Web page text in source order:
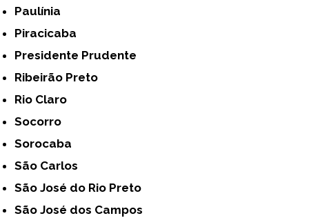
Paulínia
Piracicaba
Presidente Prudente
Ribeirão Preto
Rio Claro
Socorro
Sorocaba
São Carlos
São José do Rio Preto
São José dos Campos